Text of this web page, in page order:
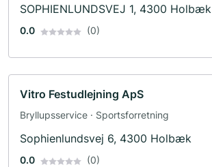
SOPHIENLUNDSVEJ 1, 4300 Holbæk
0.0 (0)
Vitro Festudlejning ApS
Bryllupsservice · Sportsforretning
Sophienlundsvej 6, 4300 Holbæk
0.0 (0)